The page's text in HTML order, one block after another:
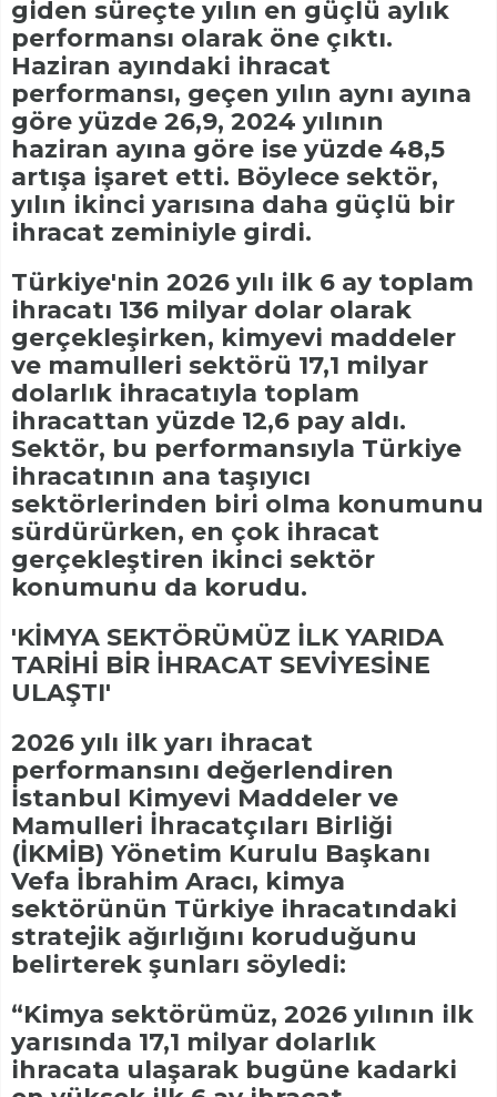
giden süreçte yılın en güçlü aylık
performansı olarak öne çıktı.
Haziran ayındaki ihracat
performansı, geçen yılın aynı ayına
göre yüzde 26,9, 2024 yılının
haziran ayına göre ise yüzde 48,5
artışa işaret etti. Böylece sektör,
yılın ikinci yarısına daha güçlü bir
ihracat zeminiyle girdi.
Türkiye'nin 2026 yılı ilk 6 ay toplam
ihracatı 136 milyar dolar olarak
gerçekleşirken, kimyevi maddeler
ve mamulleri sektörü 17,1 milyar
dolarlık ihracatıyla toplam
ihracattan yüzde 12,6 pay aldı.
Sektör, bu performansıyla Türkiye
ihracatının ana taşıyıcı
sektörlerinden biri olma konumunu
sürdürürken, en çok ihracat
gerçekleştiren ikinci sektör
konumunu da korudu.
'KİMYA SEKTÖRÜMÜZ İLK YARIDA
TARİHİ BİR İHRACAT SEVİYESİNE
ULAŞTI'
2026 yılı ilk yarı ihracat
performansını değerlendiren
İstanbul Kimyevi Maddeler ve
Mamulleri İhracatçıları Birliği
(İKMİB) Yönetim Kurulu Başkanı
Vefa İbrahim Aracı, kimya
sektörünün Türkiye ihracatındaki
stratejik ağırlığını koruduğunu
belirterek şunları söyledi:
“Kimya sektörümüz, 2026 yılının ilk
yarısında 17,1 milyar dolarlık
ihracata ulaşarak bugüne kadarki